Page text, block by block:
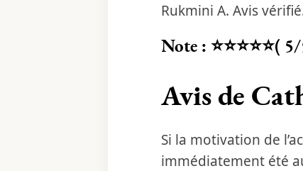
Rukmini A. Avis
Note : ⭐⭐⭐⭐⭐(
Avis de
Si la motivation de
immédiatement été